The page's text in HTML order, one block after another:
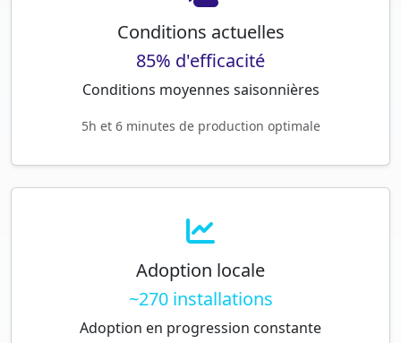
Conditions actuelles
85% d'efficacité
Conditions moyennes saisonnières
5h et 6 minutes de production optimale
Adoption locale
~270 installations
Adoption en progression constante